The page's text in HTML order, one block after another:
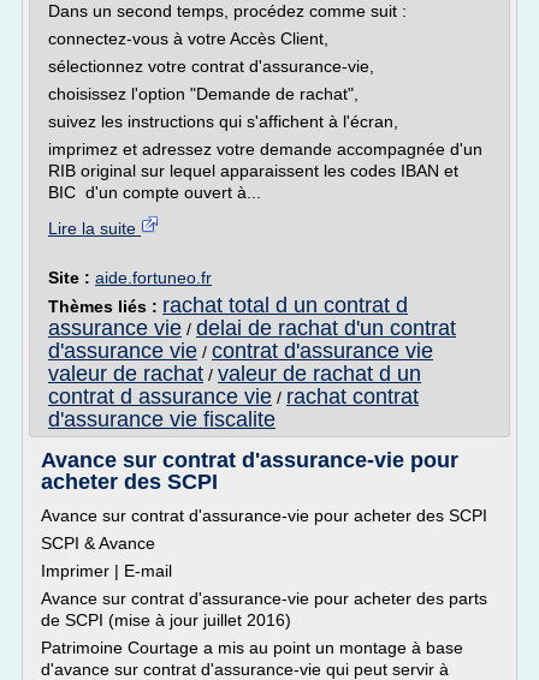
Dans un second temps, procédez comme suit :
connectez-vous à votre Accès Client,
sélectionnez votre contrat d'assurance-vie,
choisissez l'option "Demande de rachat",
suivez les instructions qui s'affichent à l'écran,
imprimez et adressez votre demande accompagnée d'un
RIB original sur lequel apparaissent les codes IBAN et
BIC d'un compte ouvert à...
Lire la suite
Site : aide.fortuneo.fr
Thèmes liés : rachat total d un contrat d
assurance vie / delai de rachat d'un contrat
d'assurance vie / contrat d'assurance vie
valeur de rachat / valeur de rachat d un
contrat d assurance vie / rachat contrat
d'assurance vie fiscalite
Avance sur contrat d'assurance-vie pour
acheter des SCPI
Avance sur contrat d'assurance-vie pour acheter des SCPI
SCPI & Avance
Imprimer | E-mail
Avance sur contrat d'assurance-vie pour acheter des parts
de SCPI (mise à jour juillet 2016)
Patrimoine Courtage a mis au point un montage à base
d'avance sur contrat d'assurance-vie qui peut servir à